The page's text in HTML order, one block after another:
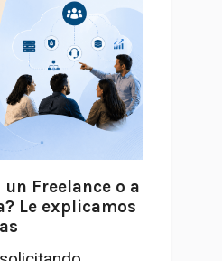
Freelance o a
Le explicamos